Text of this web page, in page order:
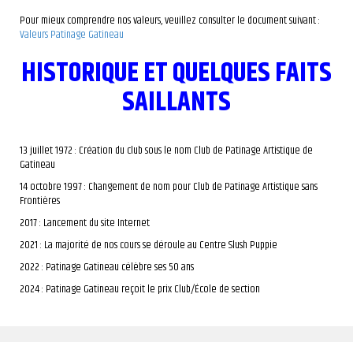
Pour mieux comprendre nos valeurs, veuillez consulter le document suivant :
Valeurs Patinage Gatineau
HISTORIQUE ET QUELQUES FAITS
SAILLANTS
13 juillet 1972 : Création du club sous le nom Club de Patinage Artistique de
Gatineau
14 octobre 1997 : Changement de nom pour Club de Patinage Artistique sans
Frontières
2017 : Lancement du site Internet
2021 : La majorité de nos cours se déroule au Centre Slush Puppie
2022 : Patinage Gatineau célèbre ses 50 ans
2024 : Patinage Gatineau reçoit le prix Club/École de section